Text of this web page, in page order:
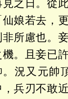
見之日。從
仙娘若去，
非所慮也。
機。且妾已
。況又元帥
，兵刃不敢